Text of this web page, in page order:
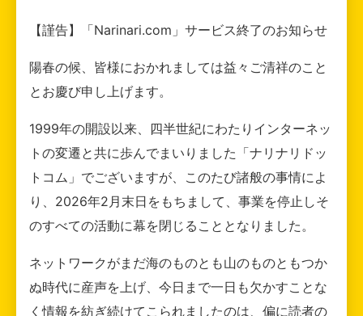
【謹告】「Narinari.com」サービス終了のお知らせ
陽春の候、皆様におかれましては益々ご清祥のこと
とお慶び申し上げます。
1999年の開設以来、四半世紀にわたりインターネッ
トの変遷と共に歩んでまいりました「ナリナリドッ
トコム」でございますが、このたび諸般の事情によ
り、2026年2月末日をもちまして、事業を停止しそ
のすべての活動に幕を閉じることとなりました。
ネットワークがまだ海のものとも山のものともつか
ぬ時代に産声を上げ、今日まで一日も欠かすことな
く情報を紡ぎ続けてこられましたのは、偏に読者の